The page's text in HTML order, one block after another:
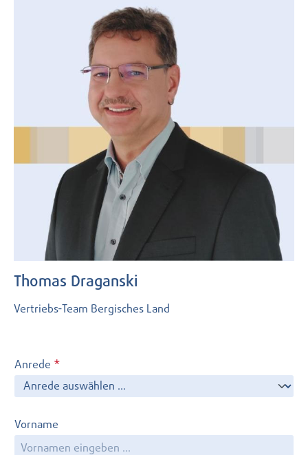
Thomas Draganski
Vertriebs-Team Bergisches Land
Anrede *
Vorname